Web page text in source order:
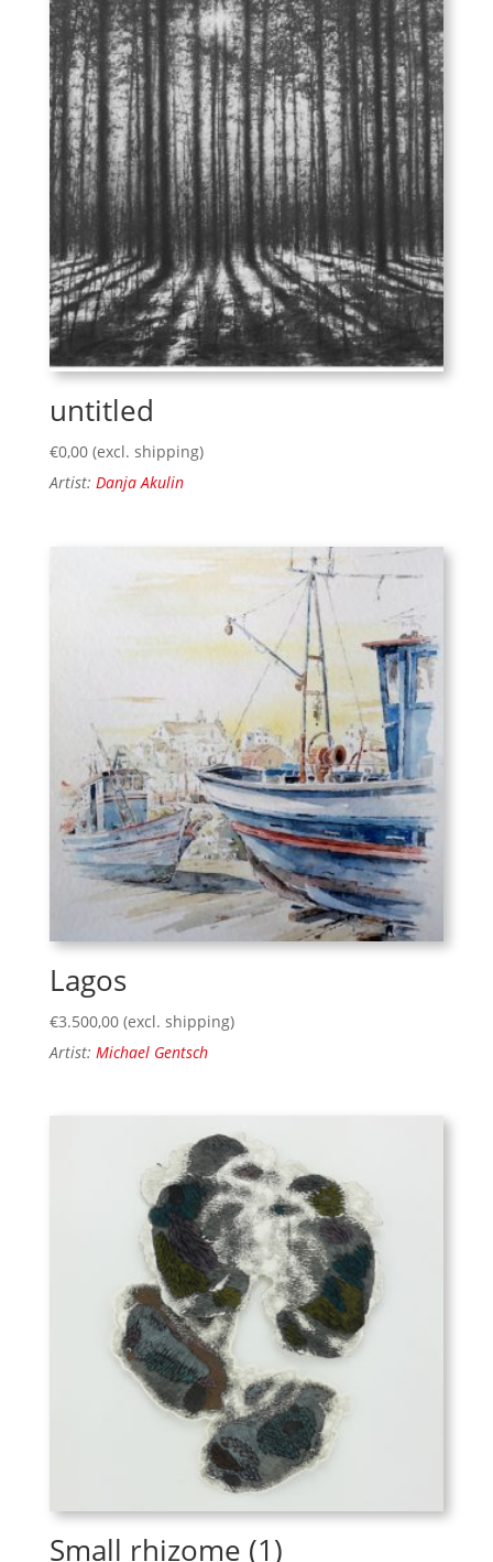
untitled
€0,00 (excl. shipping)
Artist: Danja Akulin
Lagos
€3.500,00 (excl. shipping)
Artist: Michael Gentsch
Small rhizome (1)